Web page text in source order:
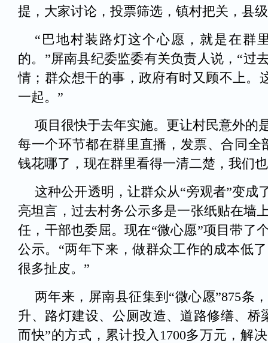
提，大家讨论，投票筛选，镇村把关，县
“巴地村装路灯这个心愿，就是在群
的。”屏南县纪委监委有关负责人说，“过
情；群众想干的事，政府有时又顾不上。
一起。”
项目很快于去年实施。更让村民意外的
每一个环节都在群里直播，发票、合同全
钱花哪了，现在群里看得一清二楚，我们
这种公开透明，让群众从“旁观者”变成
亮坦言，过去村务公示多是一张纸贴在墙
任，干部也委屈。现在“微心愿”项目带了
公示。“两年下来，做群众工作的成本低
很多扯皮。”
两年来，屏南县征集到“微心愿”875条
升、路灯建设、公厕改造、道路修缮、桥
而快”的方式，累计投入1700多万元，解